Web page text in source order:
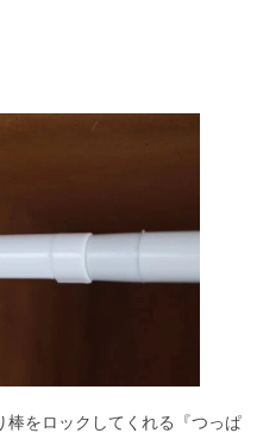
棒をロックしてくれる『つっぱ